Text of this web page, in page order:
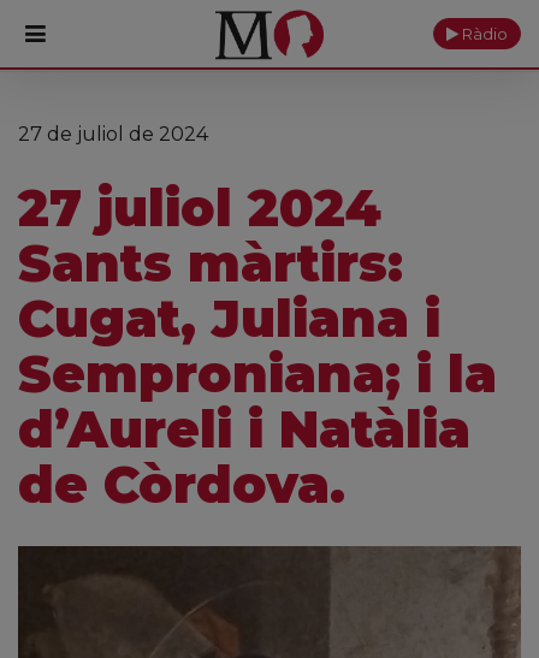
PORTADA
Monestir
Cultura
Fundació
Visita'ns
Ofrenes
Ràdio
27 de juliol de 2024
27 juliol 2024
Sants màrtirs:
Cugat, Juliana i
Semproniana; i la
d’Aureli i Natàlia
de Còrdova.